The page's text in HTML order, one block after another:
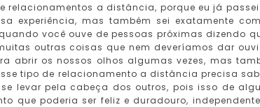
relacionamentos a distância, porque eu já
experiência, mas também sei exatamente
você ouve de pessoas próximas dizendo
outras coisas que nem deveríamos dar
abrir os nossos olhos algumas vezes, mas
tipo de relacionamento a distância precisa
levar pela cabeça dos outros, pois isso de
que poderia ser feliz e duradouro,